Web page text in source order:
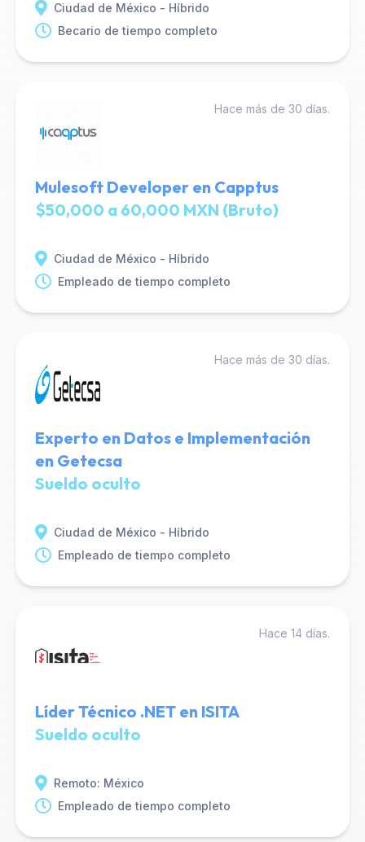
Ciudad de México - Híbrido
Becario de tiempo completo
Hace más de 30 días.
Mulesoft Developer en Capptus
$50,000 a 60,000 MXN (Bruto)
Ciudad de México - Híbrido
Empleado de tiempo completo
Hace más de 30 días.
Experto en Datos e Implementación
en Getecsa
Sueldo oculto
Ciudad de México - Híbrido
Empleado de tiempo completo
Hace 14 días.
Líder Técnico .NET en ISITA
Sueldo oculto
Remoto: México
Empleado de tiempo completo